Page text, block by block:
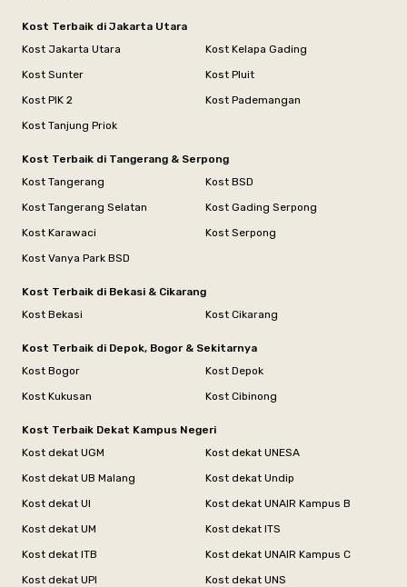
Kost Terbaik di Jakarta Utara
Kost Jakarta Utara
Kost Kelapa Gading
Kost Sunter
Kost Pluit
Kost PIK 2
Kost Pademangan
Kost Tanjung Priok
Kost Terbaik di Tangerang & Serpong
Kost Tangerang
Kost BSD
Kost Tangerang Selatan
Kost Gading Serpong
Kost Karawaci
Kost Serpong
Kost Vanya Park BSD
Kost Terbaik di Bekasi & Cikarang
Kost Bekasi
Kost Cikarang
Kost Terbaik di Depok, Bogor & Sekitarnya
Kost Bogor
Kost Depok
Kost Kukusan
Kost Cibinong
Kost Terbaik Dekat Kampus Negeri
Kost dekat UGM
Kost dekat UNESA
Kost dekat UB Malang
Kost dekat Undip
Kost dekat UI
Kost dekat UNAIR Kampus B
Kost dekat UM
Kost dekat ITS
Kost dekat ITB
Kost dekat UNAIR Kampus C
Kost dekat UPI
Kost dekat UNS